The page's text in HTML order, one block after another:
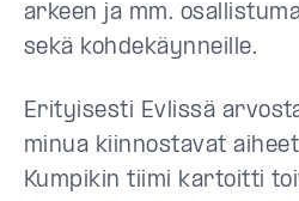
arkeen ja mm.
sekä kohdekäynneille.
Erityisesti Evlissä
minua kiinnostavat
Kumpikin tiimi kartoitti